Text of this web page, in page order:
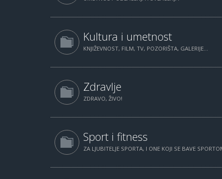
Kultura i umetnost
KNJIŽEVNOST, FILM, TV, POZORIŠTA, GALERIJE...
Zdravlje
ZDRAVO, ŽIVO!
Sport i fitness
ZA LJUBITELJE SPORTA, I ONE KOJI SE BAVE